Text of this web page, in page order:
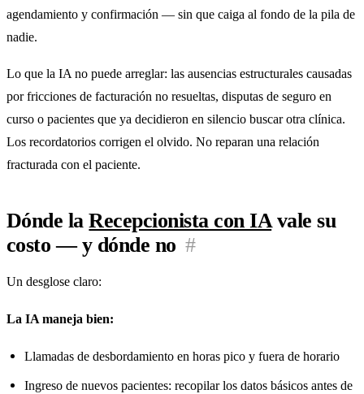
agendamiento y confirmación — sin que caiga al fondo de la pila de
nadie.
Lo que la IA no puede arreglar: las ausencias estructurales causadas
por fricciones de facturación no resueltas, disputas de seguro en
curso o pacientes que ya decidieron en silencio buscar otra clínica.
Los recordatorios corrigen el olvido. No reparan una relación
fracturada con el paciente.
Dónde laRecepcionista con IAvale su
costo — y dónde no #
Un desglose claro:
La IA maneja bien:
Llamadas de desbordamiento en horas pico y fuera de horario
Ingreso de nuevos pacientes: recopilar los datos básicos antes de